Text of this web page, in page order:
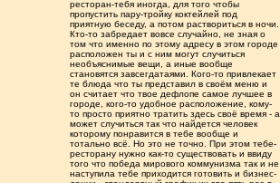
ресторан-тебя иногда, для того чтобы
пропустить пару-тройку коктейлей под
приятную беседу, а потом раствориться в ночи.
Кто-то забредает вовсе случайно, не зная о
том что именно по этому адресу в этом городе
расположен ты и с ним могут случиться
необъяснимые вещи, а иные вообще
становятся завсегдатаями. Кого-то привлекает
те блюда что ты представил в своём меню и
он считает что твое дефлопе самое лучшее в
городе, кого-то удобное расположение, кому-
то просто приятно тратить здесь своё время - а
может случиться так что найдется человек
которому понравится в тебе вообще и
тотально всë. Но это не точно. При этом тебе-
ресторану нужно как-то существовать и ввиду
того что победа мирового коммунизма так и не
наступила тебе приходится готовить и бизнес-